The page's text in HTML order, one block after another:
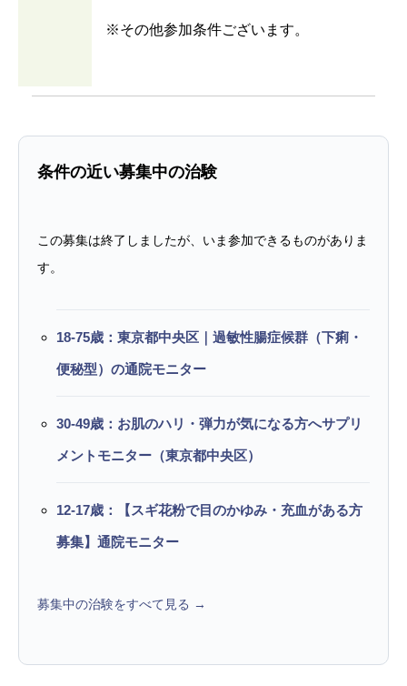
※その他参加条件ございます。
条件の近い募集中の治験
この募集は終了しましたが、いま参加できるものがありま
す。
18-75歳：東京都中央区｜過敏性腸症候群（下痢・
便秘型）の通院モニター
30-49歳：お肌のハリ・弾力が気になる方へサプリ
メントモニター（東京都中央区）
12-17歳：【スギ花粉で目のかゆみ・充血がある方
募集】通院モニター
募集中の治験をすべて見る →